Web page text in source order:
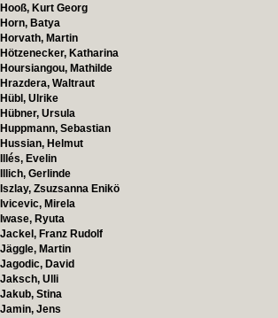
Hooß, Kurt Georg
Horn, Batya
Horvath, Martin
Hötzenecker, Katharina
Hoursiangou, Mathilde
Hrazdera, Waltraut
Hübl, Ulrike
Hübner, Ursula
Huppmann, Sebastian
Hussian, Helmut
Illés, Evelin
Illich, Gerlinde
Iszlay, Zsuzsanna Enikö
Ivicevic, Mirela
Iwase, Ryuta
Jackel, Franz Rudolf
Jäggle, Martin
Jagodic, David
Jaksch, Ulli
Jakub, Stina
Jamin, Jens